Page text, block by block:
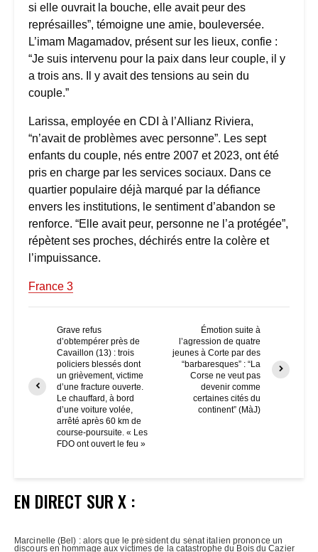
si elle ouvrait la bouche, elle avait peur des
représailles”, témoigne une amie, bouleversée.
L’imam Magamadov, présent sur les lieux, confie :
“Je suis intervenu pour la paix dans leur couple, il y
a trois ans. Il y avait des tensions au sein du
couple.”
Larissa, employée en CDI à l’Allianz Riviera,
“n’avait de problèmes avec personne”. Les sept
enfants du couple, nés entre 2007 et 2023, ont été
pris en charge par les services sociaux. Dans ce
quartier populaire déjà marqué par la défiance
envers les institutions, le sentiment d’abandon se
renforce. “Elle avait peur, personne ne l’a protégée”,
répètent ses proches, déchirés entre la colère et
l’impuissance.
France 3
Grave refus
d’obtempérer près de
Cavaillon (13) : trois
policiers blessés dont
un grièvement, victime
d’une fracture ouverte.
Le chauffard, à bord
d’une voiture volée,
arrêté après 60 km de
course-poursuite. « Les
FDO ont ouvert le feu »
Émotion suite à
l’agression de quatre
jeunes à Corte par des
“barbaresques” : “La
Corse ne veut pas
devenir comme
certaines cités du
continent” (MàJ)
EN DIRECT SUR X :